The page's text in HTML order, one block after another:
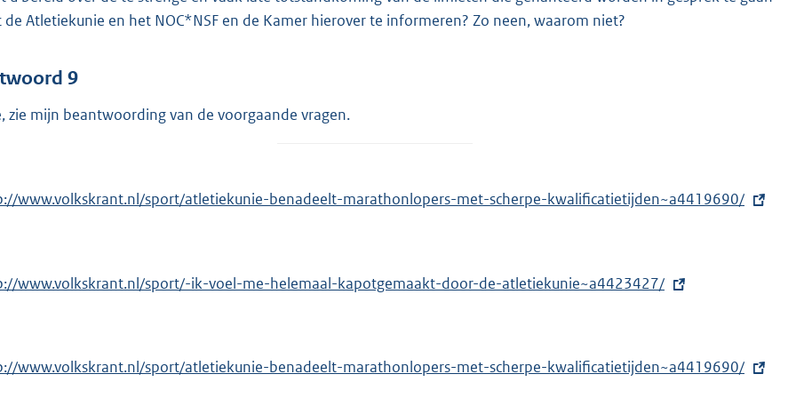
de Atletiekunie en het NOC*NSF en de Kamer hierover te informeren? Zo neen, waarom niet?
9
zie mijn beantwoording van de voorgaande vragen.
www.volkskrant.nl/sport/atletiekunie-benadeelt-marathonlopers-met-scherpe-kwalificatietijden~a4419690/
www.volkskrant.nl/sport/-ik-voel-me-helemaal-kapotgemaakt-door-de-atletiekunie~a4423427/
www.volkskrant.nl/sport/atletiekunie-benadeelt-marathonlopers-met-scherpe-kwalificatietijden~a4419690/